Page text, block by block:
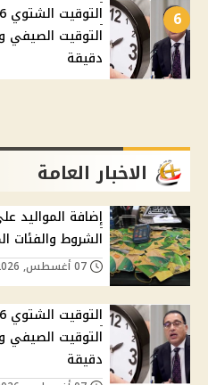
6
دقيقة
الاخبار العامة
الشروط والفئات
دقيقة